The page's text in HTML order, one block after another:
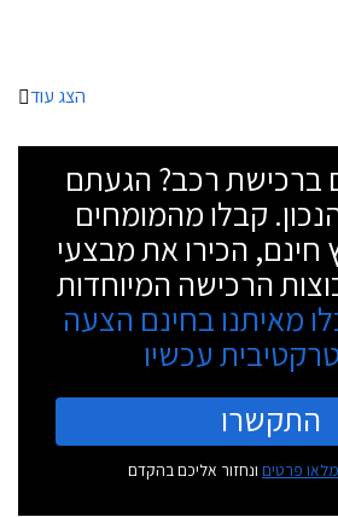
מערכת בקרת השיוט האדפטיבית.
הצג עוד
ברכישת רכב? הגעתם
קבלו מהמומחים
חינם, הכירו את מבצעי
הרכישה המיוחדות
מאיתנו בחינם הצעה
עכשיו
התקשרו
מלאו פרטים ונחזור אליכם בהקדם